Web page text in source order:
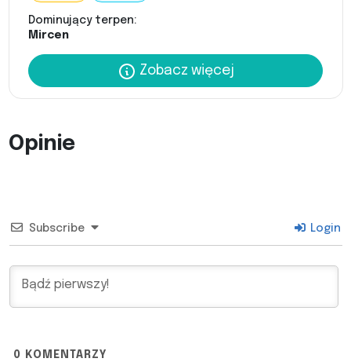
Dominujący terpen:
Mircen
Zobacz więcej
Opinie
Subscribe Login
0 KOMENTARZY